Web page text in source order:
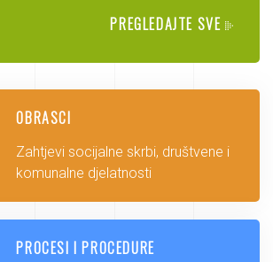
PREGLEDAJTE SVE
OBRASCI
Zahtjevi socijalne skrbi, društvene i
komunalne djelatnosti
PROCESI I PROCEDURE